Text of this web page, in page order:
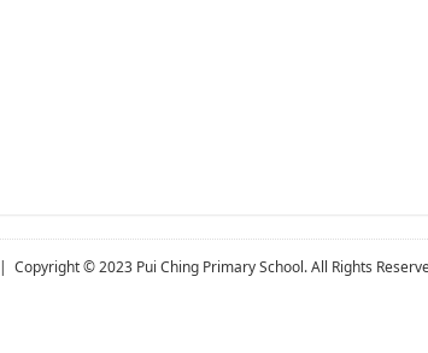
| Copyright © 2023 Pui Ching Primary School. All Rights